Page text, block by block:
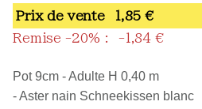
Prix ​​de vente
1,85 €
Remise -20% :
-1,84 €
Pot 9cm - Adulte H 0,40 m
- Aster nain Schneekissen blanc